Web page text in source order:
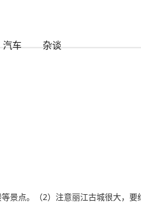
汽车 杂谈
景点。（2）注意丽江古城很大，